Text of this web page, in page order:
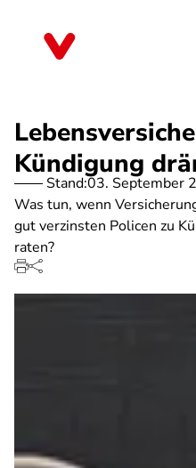
Kündigung
Stand:03. September
Was tun, wenn
gut verzinsten Policen zu
raten?